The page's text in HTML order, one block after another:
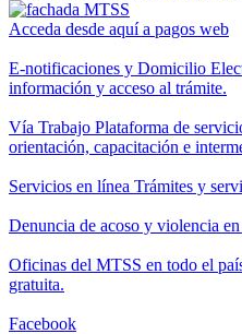
Acceda desde aquí a pagos web
E-notificaciones y Domicilio
información y acceso al trámite.
Vía Trabajo Plataforma de
orientación, capacitación e
Servicios en línea Trámites y
Denuncia de acoso y violencia
Oficinas del MTSS en todo el
gratuita.
Facebook